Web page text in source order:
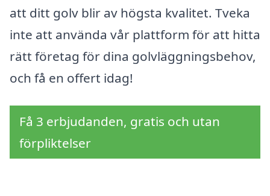
att ditt golv blir av högsta kvalitet. Tveka
inte att använda vår plattform för att hitta
rätt företag för dina golvläggningsbehov,
och få en offert idag!
Få 3 erbjudanden, gratis och utan
förpliktelser